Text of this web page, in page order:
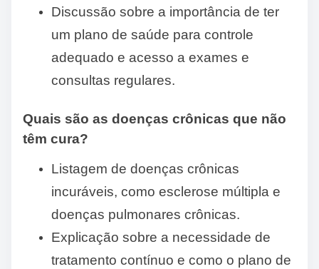
Discussão sobre a importância de ter
um plano de saúde para controle
adequado e acesso a exames e
consultas regulares.
Quais são as doenças crônicas que não
têm cura?
Listagem de doenças crônicas
incuráveis, como esclerose múltipla e
doenças pulmonares crônicas.
Explicação sobre a necessidade de
tratamento contínuo e como o plano de